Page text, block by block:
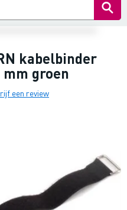
kabelbinder
groen
een review